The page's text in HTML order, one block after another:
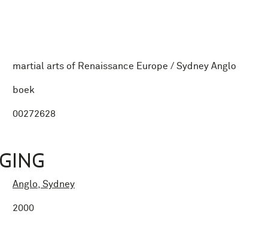
martial arts of Renaissance Europe / Sydney Anglo
boek
00272628
Anglo, Sydney
2000